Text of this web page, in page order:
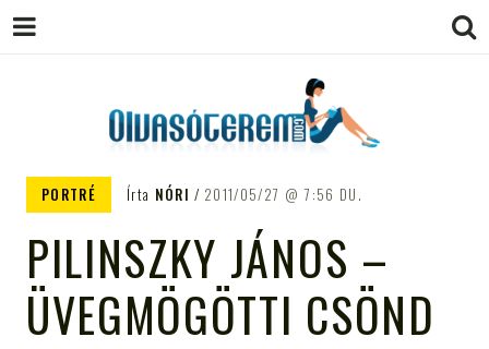
OLVASÓTEREM.COM – AZ
EGÉSZSÉGES OLVASÁS
TÁMOGATÓJA
PORTRÉ Írta NÓRI 2011/05/27 7:56 DU.
PILINSZKY JÁNOS –
ÜVEGMÖGÖTTI CSÖND